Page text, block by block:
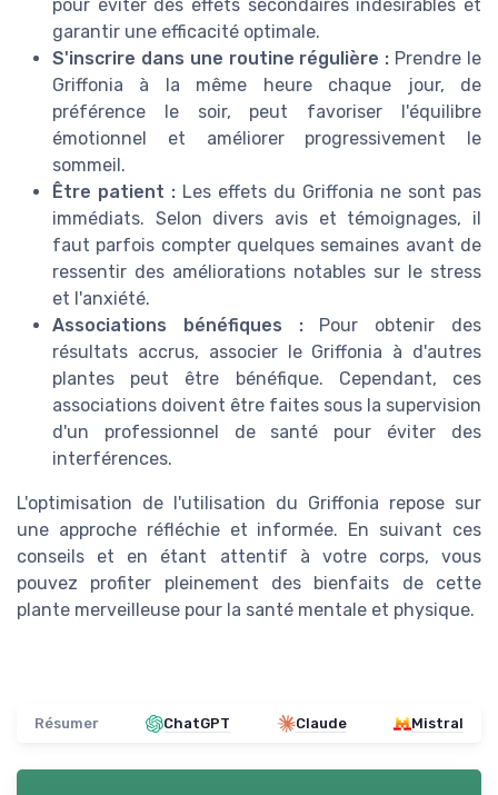
pour éviter des effets secondaires indésirables et
garantir une efficacité optimale.
S'inscrire dans une routine régulière : Prendre le
Griffonia à la même heure chaque jour, de
préférence le soir, peut favoriser l'équilibre
émotionnel et améliorer progressivement le
sommeil.
Être patient : Les effets du Griffonia ne sont pas
immédiats. Selon divers avis et témoignages, il
faut parfois compter quelques semaines avant de
ressentir des améliorations notables sur le stress
et l'anxiété.
Associations bénéfiques :Pour obtenir des
résultats accrus, associer le Griffonia à d'autres
plantes peut être bénéfique. Cependant, ces
associations doivent être faites sous la supervision
d'un professionnel de santé pour éviter des
interférences.
L'optimisation de l'utilisation du Griffonia repose sur
une approche réfléchie et informée. En suivant ces
conseils et en étant attentif à votre corps, vous
pouvez profiter pleinement des bienfaits de cette
plante merveilleuse pour la santé mentale et physique.
Résumer ChatGPT Claude Mistral